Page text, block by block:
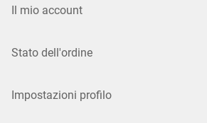
Il mio account
Stato dell'ordine
Impostazioni profilo